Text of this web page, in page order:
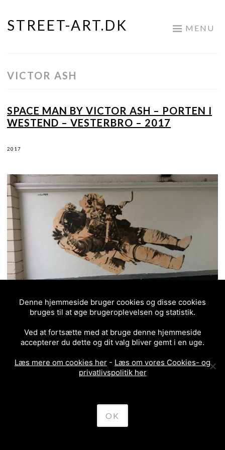
Skip
STREET-ART.DK MENU
VICTOR ASH
SPACE MAN BY VICTOR ASH – PORTEN I
WESTEND – VESTERBRO – 2017
2017
Denne hjemmeside bruger cookies og disse cookies
bruges til at øge brugeroplevelsen og statistik.
Ved at fortsætte med at bruge denne hjemmeside
accepterer du dette og dit valg bliver gemt i en uge.
Læs mere om cookies her - Læs om vores Cookies- og
privatlivspolitik her
OK